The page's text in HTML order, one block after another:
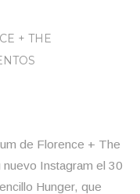
+ THE
de Florence + The
nuevo Instagram el 30
Hunger, que